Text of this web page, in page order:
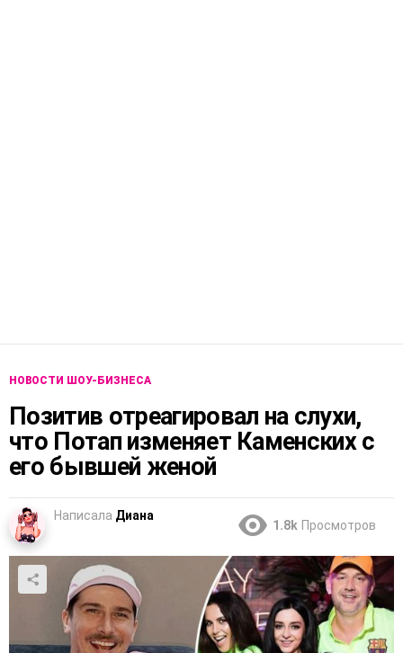
НОВОСТИ ШОУ-БИЗНЕСА
Позитив отреагировал на слухи,
что Потап изменяет Каменских с
его бывшей женой
Написала Диана
1.8k Просмотров